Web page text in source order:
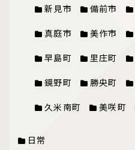
新見市 備前市
真庭市 美作市
早島町 里庄町
鏡野町 勝央町
久米南町 美咲町
日常